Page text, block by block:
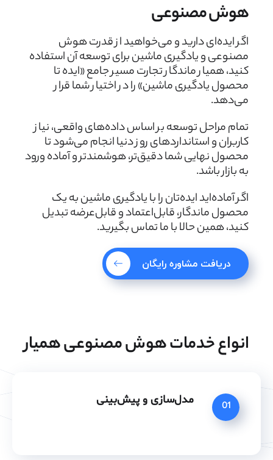
هوش مصنوعی
اگر ایده‌ای دارید و می‌خواهید از قدرت هوش
مصنوعی و یادگیری ماشین برای توسعه آن استفاده
کنید، همیار ماندگار تجارت مسیر جامع «ایده تا
محصول یادگیری ماشین» را در اختیار شما قرار
می‌دهد.
تمام مراحل توسعه بر اساس داده‌های واقعی، نیاز
کاربران و استانداردهای روز دنیا انجام می‌شود تا
محصول نهایی شما دقیق‌تر، هوشمندتر و آماده ورود
به بازار باشد.
اگر آماده‌اید ایده‌تان را با یادگیری ماشین به یک
محصول ماندگار، قابل‌اعتماد و قابل‌عرضه تبدیل
کنید، همین حالا با ما تماس بگیرید.
دریافت مشاوره رایگان
انواع خدمات هوش مصنوعی همیار
01 مدل‌سازی و پیش‌بینی